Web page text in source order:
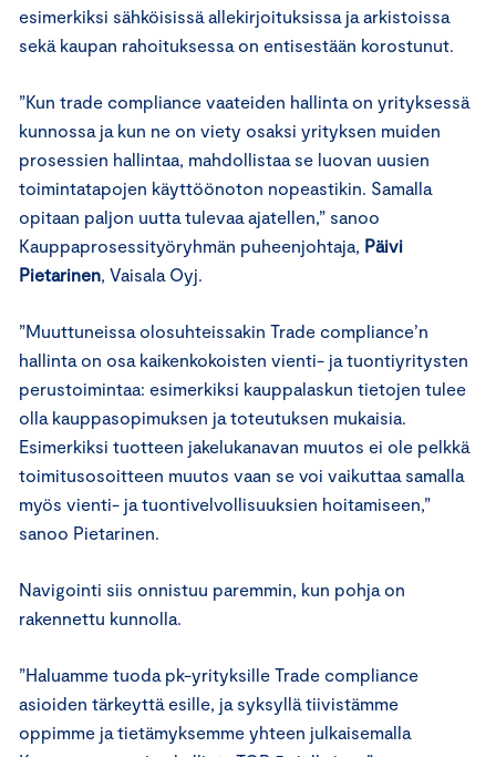
esimerkiksi sähköisissä allekirjoituksissa ja arkistoissa
sekä kaupan rahoituksessa on entisestään korostunut.
”Kun trade compliance vaateiden hallinta on yrityksessä
kunnossa ja kun ne on viety osaksi yrityksen muiden
prosessien hallintaa, mahdollistaa se luovan uusien
toimintatapojen käyttöönoton nopeastikin. Samalla
opitaan paljon uutta tulevaa ajatellen,” sanoo
Kauppaprosessityöryhmän puheenjohtaja, Päivi
Pietarinen, Vaisala Oyj.
”Muuttuneissa olosuhteissakin Trade compliance’n
hallinta on osa kaikenkokoisten vienti- ja tuontiyritysten
perustoimintaa: esimerkiksi kauppalaskun tietojen tulee
olla kauppasopimuksen ja toteutuksen mukaisia.
Esimerkiksi tuotteen jakelukanavan muutos ei ole pelkkä
toimitusosoitteen muutos vaan se voi vaikuttaa samalla
myös vienti- ja tuontivelvollisuuksien hoitamiseen,”
sanoo Pietarinen.
Navigointi siis onnistuu paremmin, kun pohja on
rakennettu kunnolla.
”Haluamme tuoda pk-yrityksille Trade compliance
asioiden tärkeyttä esille, ja syksyllä tiivistämme
oppimme ja tietämyksemme yhteen julkaisemalla